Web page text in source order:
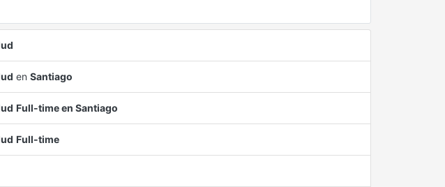
en Santiago
Full-time en Santiago
Full-time